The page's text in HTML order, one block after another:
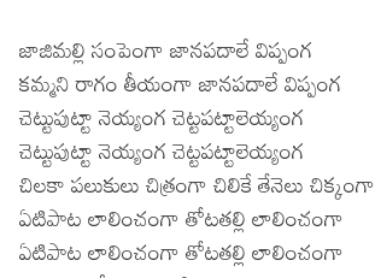
జాజిమల్లి సంపెంగా జానపదాలే విప్పంగ
కమ్మని రాగం తీయంగా జానపదాలే విప్పంగ
చెట్టుపుట్టా నెయ్యంగ చెట్టపట్టాలెయ్యంగ
చెట్టుపుట్టా నెయ్యంగ చెట్టపట్టాలెయ్యంగ
చిలకా పలుకులు చిత్రంగా చిలికే తేనెలు చిక్కంగా
ఏటిపాట లాలించంగా తోటతల్లి లాలించంగా
ఏటిపాట లాలించంగా తోటతల్లి లాలించంగా